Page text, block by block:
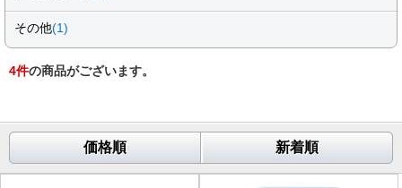
その他(1)
4件の商品がございます。
価格順 新着順